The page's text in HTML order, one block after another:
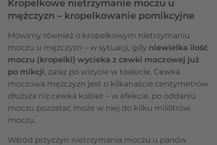
Kropelkowe nietrzymanie moczu u
mężczyzn – kropelkowanie pomikcyjne
Mówimy również o kropelkowym nietrzymaniu
moczu u mężczyzn – w sytuacji, gdy niewielka ilość
moczu (kropelki) wycieka z cewki moczowej już
po mikcji, zaraz po wizycie w toalecie. Cewka
moczowa mężczyzn jest o kilkanaście centymetrów
dłuższa niż cewka kobiet – w efekcie, po oddaniu
moczu pozostać może w niej do kilku mililitrów
moczu.
Wśród przyczyn nietrzymania moczu u panów